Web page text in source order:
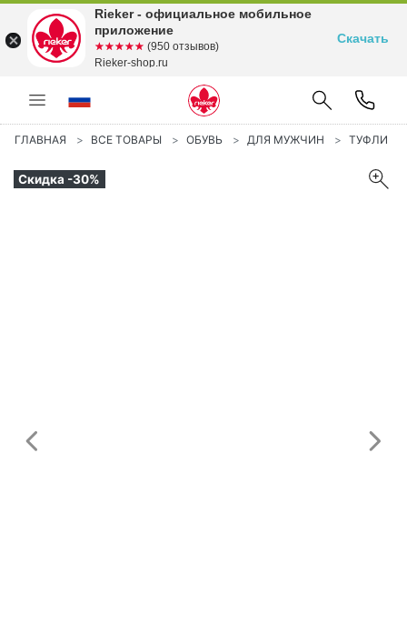
ГЛАВНАЯ ВСЕ ТОВАРЫ ОБУВЬ ДЛЯ МУЖЧИН ТУФЛИ
Скидка -30%
Предыдущий
Rieker - официальное мобильное
приложение
☆☆☆☆☆
★★★★★ (950 отзывов)
Rieker-shop.ru
Скачать